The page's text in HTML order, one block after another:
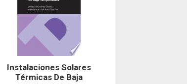
Instalaciones Solares
Térmicas De Baja